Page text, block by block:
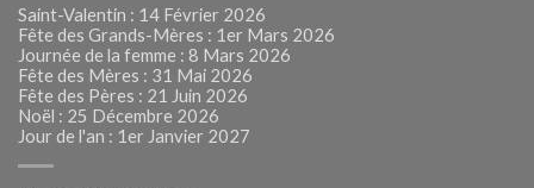
Saint-Valentin : 14 Février 2026
Fête des Grands-Mères : 1er Mars 2026
Journée de la femme : 8 Mars 2026
Fête des Mères : 31 Mai 2026
Fête des Pères : 21 Juin 2026
Noël : 25 Décembre 2026
Jour de l'an : 1er Janvier 2027